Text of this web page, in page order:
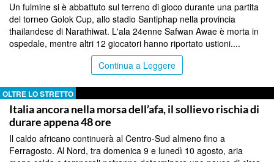
Un fulmine si è abbattuto sul terreno di gioco durante una partita
del torneo Golok Cup, allo stadio Santiphap nella provincia
thailandese di Narathiwat. L'ala 24enne Safwan Awae è morta in
ospedale, mentre altri 12 giocatori hanno riportato ustioni....
Continua a Leggere
OLTRE LO STRETTO
Italia ancora nella morsa dell’afa, il sollievo rischia di
durare appena 48 ore
Il caldo africano continuerà al Centro-Sud almeno fino a
Ferragosto. Al Nord, tra domenica 9 e lunedì 10 agosto, aria